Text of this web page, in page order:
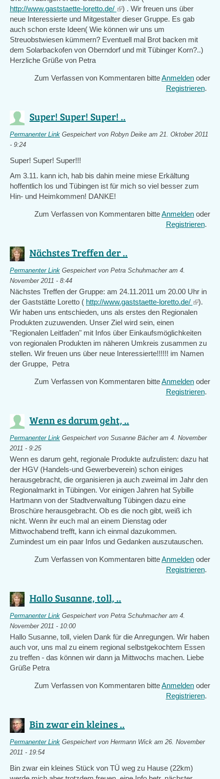
http://www.gaststaette-loretto.de/ (link
is
external)
) . Wir freuen uns über
neue Interessierte und Mitgestalter dieser Gruppe. Es gab
auch schon erste Ideen( Wie können wir uns um
Streuobstwiesen kümmern? Eventuell mal Brot backen mit
dem Solarbackofen von Oberndorf und mit Tübinger Korn?..)
Herzliche Grüße von Petra
Zum Verfassen von Kommentaren bitteAnmelden oder
Registrieren.
Super! Super! Super! ..
Permanenter Link Gespeichert von Robyn Deike am 21. Oktober 2011
- 9:24
Super! Super! Super!!!
Am 3.11. kann ich, hab bis dahin meine miese Erkältung
hoffentlich los und Tübingen ist für mich so viel besser zum
Hin- und Heimkommen! DANKE!
Zum Verfassen von Kommentaren bitteAnmelden oder
Registrieren.
Nächstes Treffen der ..
Permanenter Link Gespeichert von Petra Schuhmacheram 4.
November 2011 - 8:44
Nächstes Treffen der Gruppe: am 24.11.2011 um 20.00 Uhr in
der Gaststätte Loretto ( http://www.gaststaette-loretto.de/ (link
is
).
Wir haben uns entschieden, uns als erstes den Regionalen
Produkten zuzuwenden. Unser Ziel wird sein, einen
"Regionalen Leitfaden" mit Infos über Einkaufsmöglichkeiten
von regionalen Produkten im näheren Umkreis zusammen zu
stellen. Wir freuen uns über neue Interessierte!!!!!! im Namen
der Gruppe, Petra
Zum Verfassen von Kommentaren bitteAnmelden oder
Registrieren.
Wenn es darum geht, ..
Permanenter Link Gespeichert von Susanne Bächeram 4. November
2011 - 9:25
Wenn es darum geht, regionale Produkte aufzulisten: dazu hat
der HGV (Handels-und Gewerbeverein) schon einiges
herausgebracht, die organisieren ja auch zweimal im Jahr den
Regionalmarkt in Tübingen. Vor einigen Jahren hat Sybille
Hartmann von der Stadtverwaltung Tübingen dazu eine
Broschüre herausgebracht. Ob es die noch gibt, weiß ich
nicht. Wenn ihr euch mal an einem Dienstag oder
Mittwochabend trefft, kann ich einmal dazukommen.
Zumindest um ein paar Infos und Gedanken auszutauschen.
Zum Verfassen von Kommentaren bitteAnmelden oder
Registrieren.
Hallo Susanne, toll, ..
Permanenter Link Gespeichert von Petra Schuhmacheram 4.
November 2011 - 10:00
Hallo Susanne, toll, vielen Dank für die Anregungen. Wir haben
auch vor, uns mal zu einem regional selbstgekochtem Essen
zu treffen - das können wir dann ja Mittwochs machen. Liebe
Grüße Petra
Zum Verfassen von Kommentaren bitteAnmelden oder
Registrieren.
Bin zwar ein kleines ..
Permanenter Link Gespeichert von Hermann Wick am 26. November
2011 - 19:54
Bin zwar ein kleines Stück von TÜ weg zu Hause (22km)